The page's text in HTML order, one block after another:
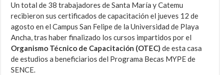
Un total de 38 trabajadores de Santa María y Catemu
recibieron sus certificados de capacitación el jueves 12 de
agosto en el Campus San Felipe de la Universidad de Playa
Ancha, tras haber finalizado los cursos impartidos por el
Organismo Técnico de Capacitación (OTEC) de esta casa
de estudios a beneficiarios del Programa Becas MYPE de
SENCE.